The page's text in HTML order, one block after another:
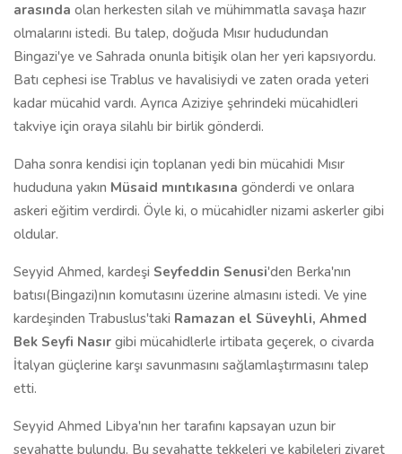
arasında olan herkesten silah ve mühimmatla savaşa hazır
olmalarını istedi. Bu talep, doğuda Mısır hududundan
Bingazi'ye ve Sahrada onunla bitişik olan her yeri kapsıyordu.
Batı cephesi ise Trablus ve havalisiydi ve zaten orada yeteri
kadar mücahid vardı. Ayrıca Aziziye şehrindeki mücahidleri
takviye için oraya silahlı bir birlik gönderdi.
Daha sonra kendisi için toplanan yedi bin mücahidi Mısır
hududuna yakın Müsaid mıntıkasına gönderdi ve onlara
askeri eğitim verdirdi. Öyle ki, o mücahidler nizami askerler gibi
oldular.
Seyyid Ahmed, kardeşi Seyfeddin Senusi'den Berka'nın
batısı(Bingazi)nın komutasını üzerine almasını istedi. Ve yine
kardeşinden Trabuslus'taki Ramazan el Süveyhli, Ahmed
Bek Seyfi Nasır gibi mücahidlerle irtibata geçerek, o civarda
İtalyan güçlerine karşı savunmasını sağlamlaştırmasını talep
etti.
Seyyid Ahmed Libya'nın her tarafını kapsayan uzun bir
seyahatte bulundu. Bu seyahatte tekkeleri ve kabileleri ziyaret